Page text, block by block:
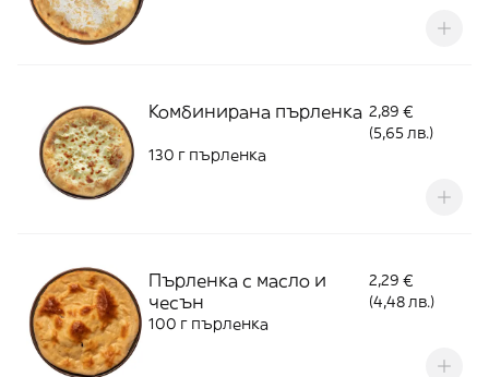
Комбинирана пърленка 2,89 €
(5,65 лв.)
130 г пърленка
Пърленка с масло и
чесън
2,29 €
(4,48 лв.)
100 г пърленка